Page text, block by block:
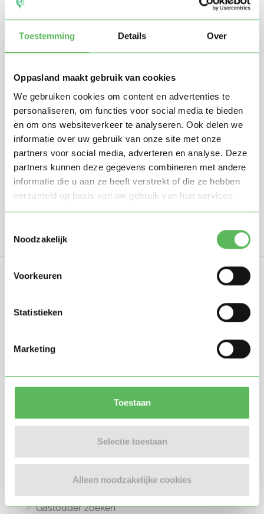
Toestemming Details Over
Oppasland maakt gebruik van cookies
We gebruiken cookies om content en advertenties te
personaliseren, om functies voor social media te bieden
en om ons websiteverkeer te analyseren. Ook delen we
informatie over uw gebruik van onze site met onze
partners voor social media, adverteren en analyse. Deze
partners kunnen deze gegevens combineren met andere
informatie die u aan ze heeft verstrekt of die ze hebben
verzameld op basis van uw gebruik van hun services.
Noodzakelijk
Voorkeuren
Statistieken
Marketing
Toestaan
Selectie toestaan
Alleen noodzakelijke cookies
Stuur mij nieuwe profielen in mijn omgeving per
e-mail
Door te registreren ga je akkoord met de
Algemene
voorwaardenvan Oppasland.
Gratis aanmelden
in 2017, bedoeld om ouders, oppassers en
brengen.
Gastouder zoeken